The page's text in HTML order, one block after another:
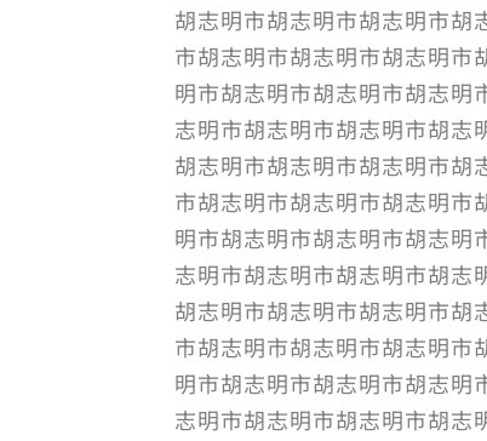
胡志明市胡志明市胡志明市胡
市胡志明市胡志明市胡志明市
明市胡志明市胡志明市胡志明
志明市胡志明市胡志明市胡志
胡志明市胡志明市胡志明市胡
市胡志明市胡志明市胡志明市
明市胡志明市胡志明市胡志明
志明市胡志明市胡志明市胡志
胡志明市胡志明市胡志明市胡
市胡志明市胡志明市胡志明市
明市胡志明市胡志明市胡志明
志明市胡志明市胡志明市胡志